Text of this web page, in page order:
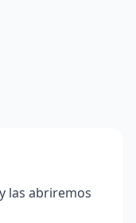
las abriremos